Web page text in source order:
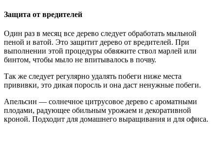
Защита от вредителей
Один раз в месяц все дерево следует обработать мыльной
пеной и ватой. Это защитит дерево от вредителей. При
выполнении этой процедуры обвяжите ствол марлей или
бинтом, чтобы мыло не впитывалось в почву.
Так же следует регулярно удалять побеги ниже места
прививки, это дикая поросль и она даст ненужные побеги.
Апельсин — солнечное цитрусовое дерево с ароматными
плодами, радующее обильным урожаем и декоративной
кроной. Подходит для домашнего выращивания и для офиса.